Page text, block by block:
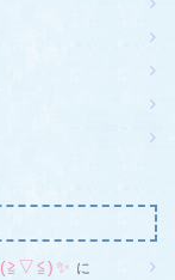
(≧▽≦)✨ に